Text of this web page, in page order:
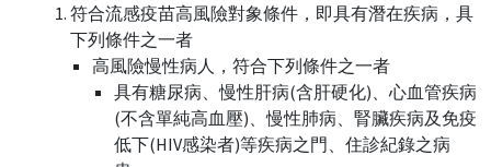
符合流感疫苗高風險對象條件，即具有潛在疾病，具
下列條件之一者
高風險慢性病人，符合下列條件之一者
具有糖尿病、慢性肝病(含肝硬化)、心血管疾病
(不含單純高血壓)、慢性肺病、腎臟疾病及免疫
低下(HIV感染者)等疾病之門、住診紀錄之病